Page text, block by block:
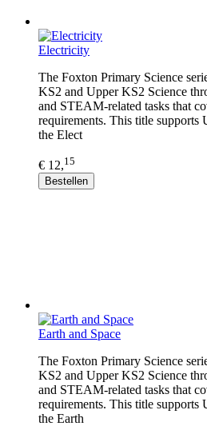
Electricity
The Foxton Primary Science
KS2 and Upper KS2 Science
and STEAM-related tasks that
requirements. This title supports
the Elect
€ 12,15
Bestellen
Earth and Space
The Foxton Primary Science
KS2 and Upper KS2 Science
and STEAM-related tasks that
requirements. This title supports
the Earth